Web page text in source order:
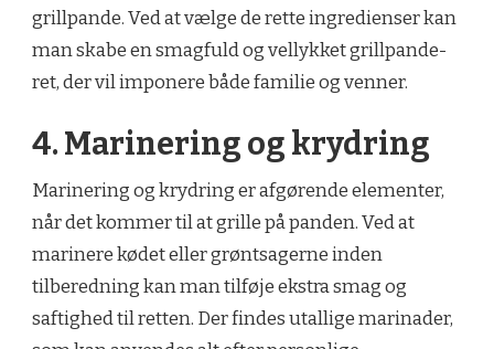
grillpande. Ved at vælge de rette ingredienser kan
man skabe en smagfuld og vellykket grillpande-
ret, der vil imponere både familie og venner.
4. Marinering og krydring
Marinering og krydring er afgørende elementer,
når det kommer til at grille på panden. Ved at
marinere kødet eller grøntsagerne inden
tilberedning kan man tilføje ekstra smag og
saftighed til retten. Der findes utallige marinader,